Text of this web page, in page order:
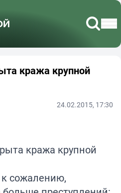
кража крупной
24.02.2015, 17:30
сожалению,